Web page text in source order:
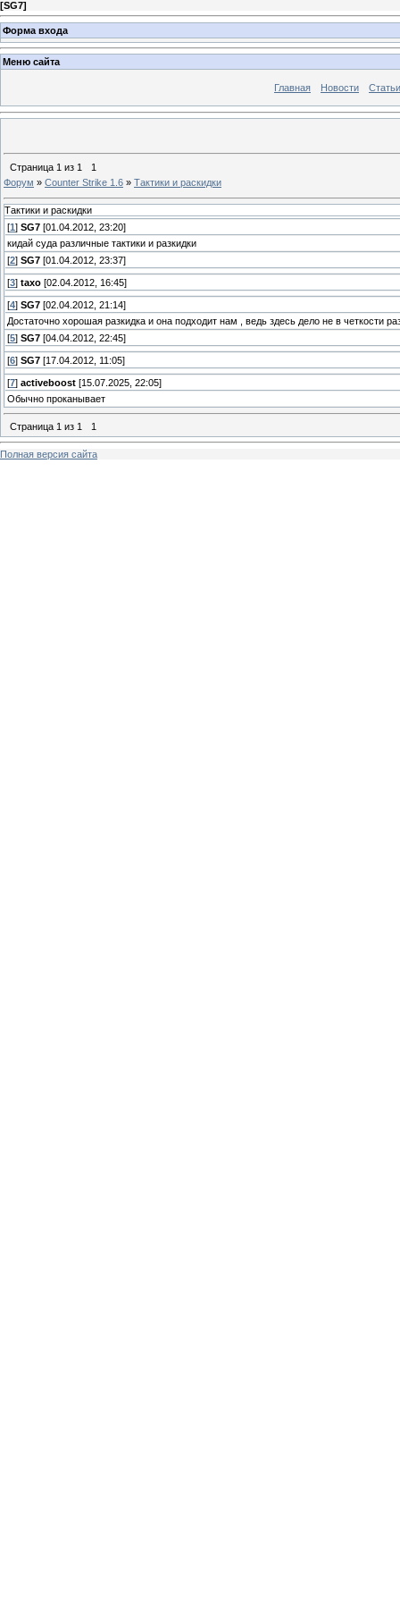
[SG7]
Форма входа
Меню сайта
Главная Новости Статьи
Страница 1 из 1
1
Форум » Counter Strike 1.6 » Тактики и раскидки
Тактики и раскидки
[1 ] SG7 [01.04.2012, 23:20]
кидай суда различные тактики и разкидки
[2] SG7 [01.04.2012, 23:37]
[3] taxo [02.04.2012, 16:45]
[4] SG7 [02.04.2012, 21:14]
Достаточно хорошая разкидка и она подходит нам , ведь здесь дело не в четкости
[5] SG7 [04.04.2012, 22:45]
[6] SG7 [17.04.2012, 11:05]
[7] activeboost [15.07.2025, 22:05]
Обычно проканывает
Страница 1 из 1 1
Полная версия сайта